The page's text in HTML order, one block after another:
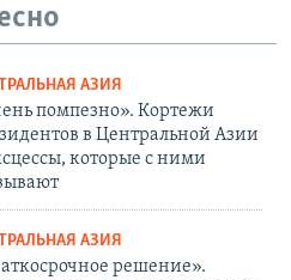
АЗИЯ
помпезно». Кортежи
в Центральной Азии
которые с ними
АЗИЯ
решение».